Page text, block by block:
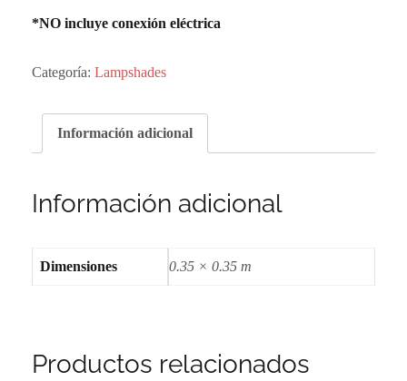
*NO incluye conexión eléctrica
Categoría: Lampshades
Información adicional
Información adicional
Dimensiones 0.35 × 0.35 m
Productos relacionados